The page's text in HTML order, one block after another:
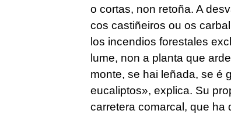
o cortas, non retoña. A
cos castiñeiros ou os
los incendios forestales
lume, non a planta que
monte, se hai leñada, se é
eucaliptos», explica. Su
carretera comarcal, que